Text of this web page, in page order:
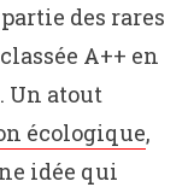
des rares
A++ en
Un atout
écologique,
idée qui